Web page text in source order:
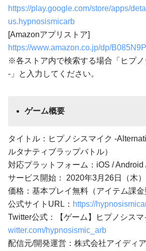
https://play.google.com/store/apps/
us.hypnosismicarb
[Amazonアプリストア]
https://www.amazon.co.jp/dp/
※各ストア内で検索する場合「ヒプノ
-」と入力してください。
ゲーム概要
タイトル：ヒプノシスマイク -
ルタナティブラップバトル）
対応プラットフォーム：iOS / Android
サービス開始： 2020年3月26日（木）
価格：基本プレイ無料（アイテム課金
公式サイトURL： https://
Twitter公式：【ゲーム】ヒプノシス
witter.com/hypnosismic_arb
配信元/開発運営：株式会社アイディ